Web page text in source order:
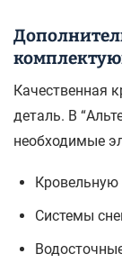
Качественная
деталь. В
необходимые
Системы